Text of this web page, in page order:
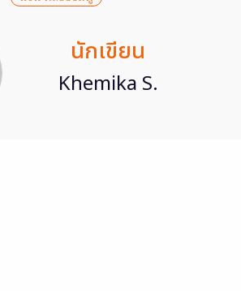
นักเขียน
Khemika S.